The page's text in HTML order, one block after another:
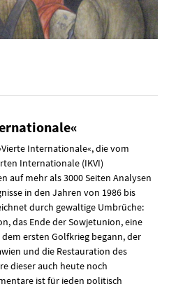
Internationale«, die vom
Internationale (IKVI)
mehr als 3000 Seiten Analysen
in den Jahren von 1986 bis
durch gewaltige Umbrüche:
das Ende der Sowjetunion, eine
ersten Golfkrieg begann, der
und die Restauration des
dieser auch heute noch
ist für jeden politisch